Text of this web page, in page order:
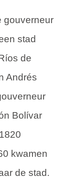
gouverneur
stad
de
Andrés
Bolívar
kwamen
de stad.